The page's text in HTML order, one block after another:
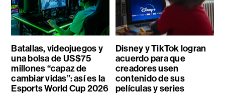
Batallas, videojuegos y
una bolsa de US$75
millones “capaz de
cambiar vidas”: así es la
Esports World Cup 2026
Disney y TikTok logran
acuerdo para que
creadores usen
contenido de sus
películas y series